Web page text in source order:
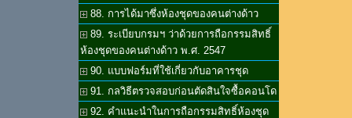
88. การได้มาซึ่งห้องชุดของคนต่างด้าว
89. ระเบียบกรมฯ ว่าด้วยการถือกรรมสิทธิ์
ห้องชุดของคนต่างด้าว พ.ศ. 2547
90. แบบฟอร์มที่ใช้เกี่ยวกับอาคารชุด
91. กลวิธีตรวจสอบก่อนตัดสินใจซื้อคอนโด
92. คำแนะนำในการถือกรรมสิทธิ์ห้องชุด